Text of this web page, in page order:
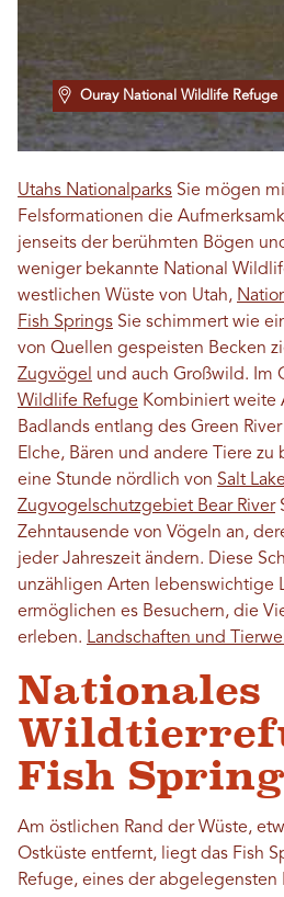
Ouray National Wildlife Refuge
Utahs Nationalparks Sie mögen
Felsformationen die
jenseits der berühmten Bögen
weniger bekannte National
westlichen Wüste von Utah,
Fish Springs Sie schimmert wie
von Quellen gespeisten Becken
Zugvögel
und auch Großwild. Im
Wildlife Refuge Kombiniert weite
Badlands entlang des Green
Elche, Bären und andere Tiere
eine Stunde nördlich von Salt
Zugvogelschutzgebiet Bear River
Zehntausende von Vögeln an,
jeder Jahreszeit ändern. Diese
unzähligen Arten lebenswichtige
ermöglichen es Besuchern, die
erleben. Landschaften und
Nationales
Fish
Am östlichen Rand der Wüste,
Ostküste entfernt, liegt das Fish
Refuge, eines der